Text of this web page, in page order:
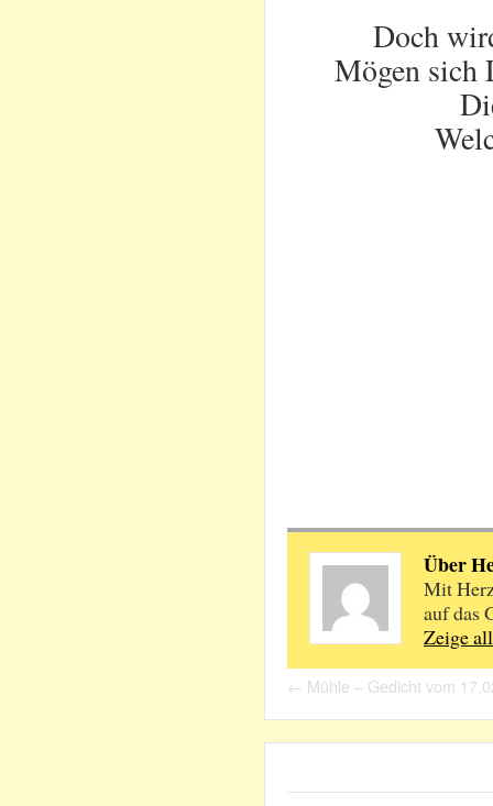
Doch
Mögen sich
Über
Mit
auf das
Zeige
← Mühle – Gedicht vom